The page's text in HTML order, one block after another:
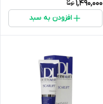
1,490,000
افزودن به سبد